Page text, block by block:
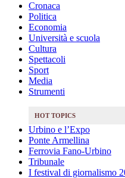
Cronaca
Politica
Economia
Università e scuola
Cultura
Spettacoli
Sport
Media
Strumenti
HOT TOPICS
Urbino e l’Expo
Ponte Armellina
Ferrovia Fano-Urbino
Tribunale
I festival di giornalismo